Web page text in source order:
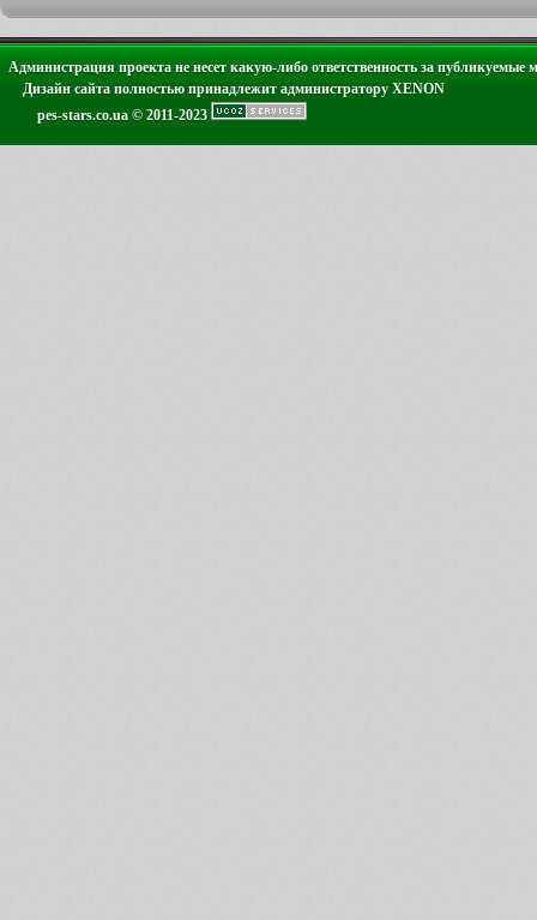
Администрация проекта не несет какую-либо ответственность за публикуемые
Дизайн сайта полностью принадлежит администратору XENON
pes-stars.co.ua © 2011-2023